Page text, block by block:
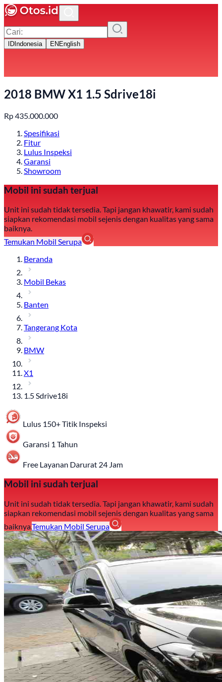
ID Indonesia EN English
2018 BMW X1 1.5 Sdrive18i
Rp435.000.000
Spesifikasi
Fitur
Lulus Inspeksi
Garansi
Showroom
Mobil ini sudah terjual
Unit ini sudah tidak tersedia. Tapi jangan khawatir, kami sudah
siapkan rekomendasi mobil sejenis dengan kualitas yang sama
baiknya.
Temukan Mobil Serupa
Beranda
Mobil Bekas
Banten
Tangerang Kota
BMW
X1
1.5 Sdrive18i
Lulus 150+ Titik Inspeksi
Garansi 1 Tahun
Free Layanan Darurat 24 Jam
Mobil ini sudah terjual
Unit ini sudah tidak tersedia. Tapi jangan khawatir, kami sudah
siapkan rekomendasi mobil sejenis dengan kualitas yang sama
baiknya.Temukan Mobil Serupa